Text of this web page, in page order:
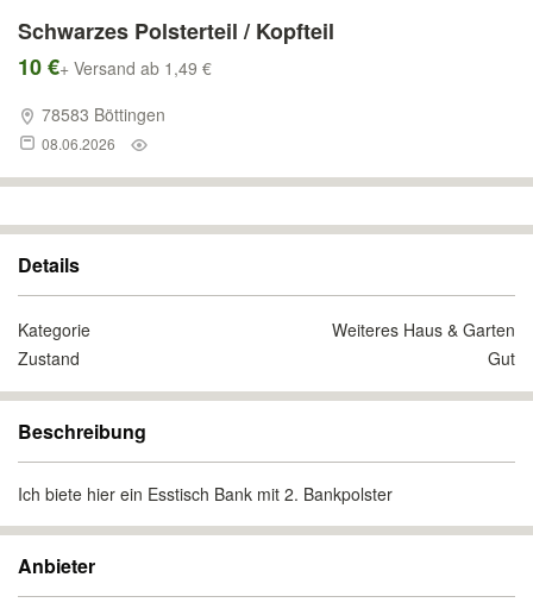
Schwarzes Polsterteil / Kopfteil
10 €+ Versand ab 1,49 €
78583 Böttingen
08.06.2026
Details
Kategorie
Weiteres Haus & Garten
Zustand
Gut
Beschreibung
Ich biete hier ein Esstisch Bank mit 2. Bankpolster
Anbieter